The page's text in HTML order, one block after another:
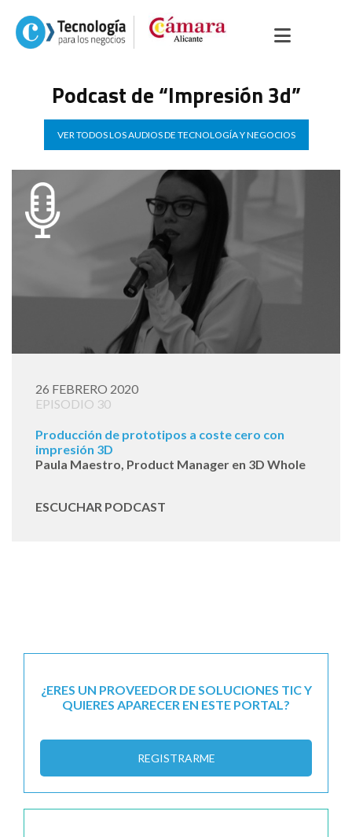
Podcast de “Impresión 3d”
VER TODOS LOS AUDIOS DE TECNOLOGÍA Y NEGOCIOS
26 FEBRERO 2020
EPISODIO 30
Producción de prototipos a coste cero con
impresión 3D
Paula Maestro, Product Manager en 3D Whole
ESCUCHAR PODCAST
¿ERES UN PROVEEDOR DE SOLUCIONES TIC Y
QUIERES APARECER EN ESTE PORTAL?
REGISTRARME